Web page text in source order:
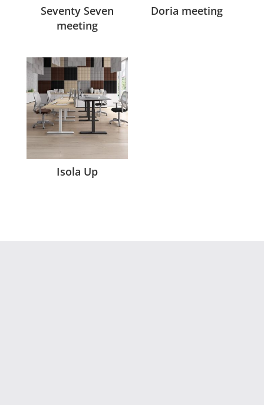
Seventy Seven
meeting
Doria meeting
Isola Up